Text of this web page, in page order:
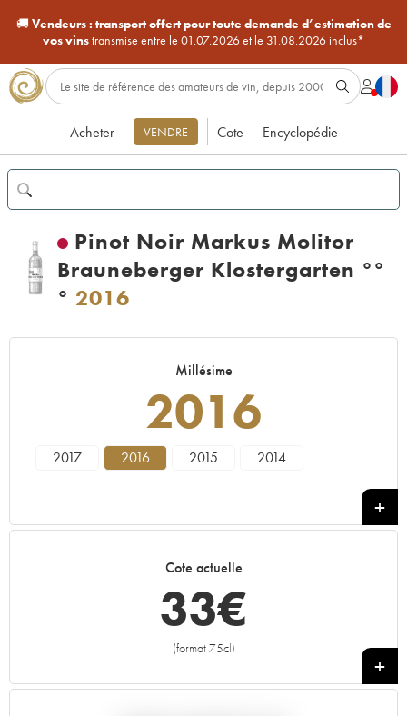
🚚Vendeurs : transport offert pour toute demande d’estimation de
vos vinstransmise entre le 01.07.2026 et le 31.08.2026 inclus*
Acheter VENDRE Cote Encyclopédie
Pinot Noir Markus Molitor
Brauneberger Klostergarten °°
° 2016
Millésime
2016
2017 2016 2015 2014
Cote actuelle
33€
(format 75cl)
+